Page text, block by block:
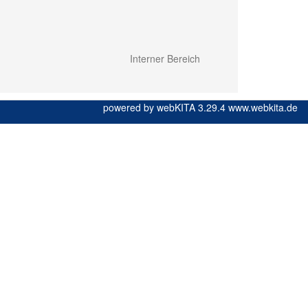
Interner Bereich
powered by webKITA 3.29.4 www.webkita.de